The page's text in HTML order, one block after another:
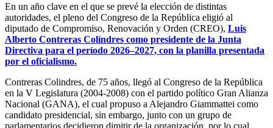
En un año clave en el que se prevé la elección de distintas
autoridades, el pleno del Congreso de la República eligió al
diputado de Compromiso, Renovación y Orden (CREO), Luis
Alberto Contreras Colíndres como presidente de la Junta
Directiva para el período 2026–2027, con la planilla presentada
por el oficialismo.
Contreras Colindres, de 75 años, llegó al Congreso de la República
en la V Legislatura (2004-2008) con el partido político Gran Alianza
Nacional (GANA), el cual propuso a Alejandro Giammattei como
candidato presidencial, sin embargo, junto con un grupo de
parlamentarios decidieron dimitir de la organización, por lo cual